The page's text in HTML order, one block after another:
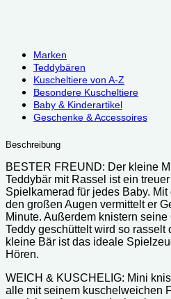
Marken
Teddybären
Kuscheltiere von A-Z
Besondere Kuscheltiere
Baby & Kinderartikel
Geschenke & Accessoires
Beschreibung
BESTER FREUND: Der kleine
Teddybär mit Rassel ist ein
Spielkamerad für jedes Baby.
den großen Augen vermittelt er
Minute. Außerdem knistern
Teddy geschüttelt wird so rasselt
kleine Bär ist das ideale
Hören.
WEICH & KUSCHELIG: Mini
alle mit seinem kuschelweichen